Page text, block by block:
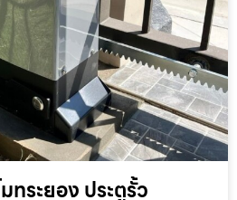
ทระยอง ประตูรั้ว